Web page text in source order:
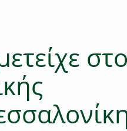
στο